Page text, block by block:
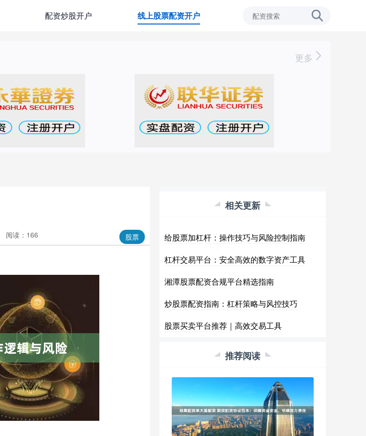
配资炒股开户 线上股票配资开户
更多
股票
阅读：166
相关更新
给股票加杠杆：操作技巧与风险控制指南
杠杆交易平台：安全高效的数字资产工具
湘潭股票配资合规平台精选指南
炒股票配资指南：杠杆策略与风控技巧
股票买卖平台推荐｜高效交易工具
推荐阅读